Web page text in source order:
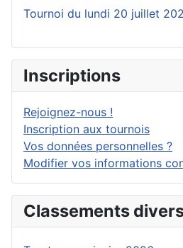
Tournoi du lundi 20 juillet
Inscriptions
Rejoignez-nous !
Inscription aux tournois
Vos données personnelles ?
Modifier vos informations
Classements